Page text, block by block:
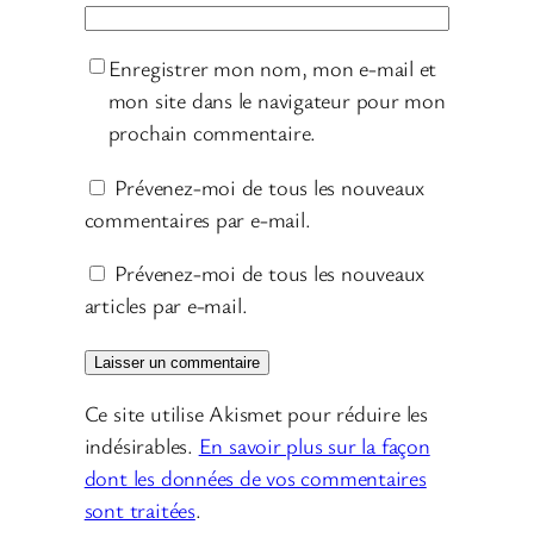
Enregistrer mon nom, mon e-mail et
mon site dans le navigateur pour mon
prochain commentaire.
Prévenez-moi de tous les nouveaux
commentaires par e-mail.
Prévenez-moi de tous les nouveaux
articles par e-mail.
Ce site utilise Akismet pour réduire les
indésirables. En savoir plus sur la façon
dont les données de vos commentaires
sont traitées.